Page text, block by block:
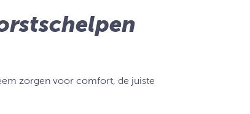
zorgen voor comfort, de juiste